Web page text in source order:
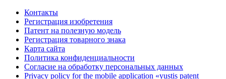
Контакты
Регистрация изобретения
Патент на полезную модель
Регистрация товарного знака
Карта сайта
Политика конфиденциальности
Согласие на обработку персональных данных
Privacy policy for the mobile application «yustis patent